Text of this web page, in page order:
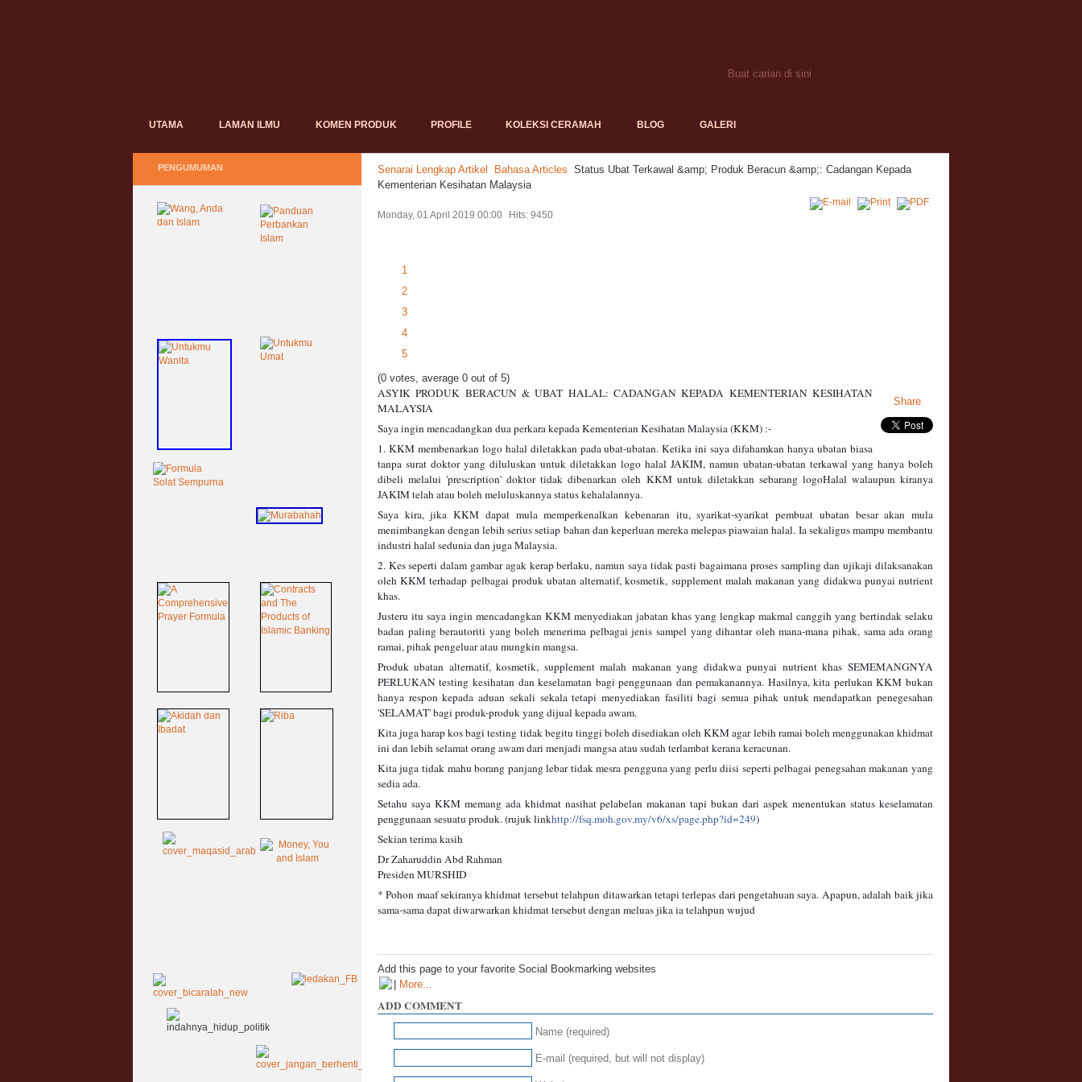
UTAMA LAMAN ILMU KOMEN PRODUK PROFILE KOLEKSI CERAMAH BLOG GALERI
Senarai Lengkap Artikel Bahasa Articles Status Ubat Terkawal &amp; Produk Beracun &amp;: Cadangan Kepada
Kementerian Kesihatan Malaysia
Monday, 01 April 2019 00:00 Hits: 9450
1
2
3
4
5
(0 votes, average 0 out of 5)
Share
ASYIK PRODUK BERACUN & UBAT HALAL: CADANGAN KEPADA KEMENTERIAN KESIHATAN
MALAYSIA
Saya ingin mencadangkan dua perkara kepada Kementerian Kesihatan Malaysia (KKM) :-
1. KKM membenarkan logo halal diletakkan pada ubat-ubatan. Ketika ini saya difahamkan hanya ubatan biasa
tanpa surat doktor yang diluluskan untuk diletakkan logo halal JAKIM, namun ubatan-ubatan terkawal yang hanya boleh
dibeli melalui 'prescription' doktor tidak dibenarkan oleh KKM untuk diletakkan sebarang logoHalal walaupun kiranya
JAKIM telah atau boleh meluluskannya status kehalalannya.
Saya kira, jika KKM dapat mula memperkenalkan kebenaran itu, syarikat-syarikat pembuat ubatan besar akan mula
menimbangkan dengan lebih serius setiap bahan dan keperluan mereka melepas piawaian halal. Ia sekaligus mampu membantu
industri halal sedunia dan juga Malaysia.
2. Kes seperti dalam gambar agak kerap berlaku, namun saya tidak pasti bagaimana proses sampling dan ujikaji dilaksanakan
oleh KKM terhadap pelbagai produk ubatan alternatif, kosmetik, supplement malah makanan yang didakwa punyai nutrient
khas.
Justeru itu saya ingin mencadangkan KKM menyediakan jabatan khas yang lengkap makmal canggih yang bertindak selaku
badan paling berautoriti yang boleh menerima pelbagai jenis sampel yang dihantar oleh mana-mana pihak, sama ada orang
ramai, pihak pengeluar atau mungkin mangsa.
Produk ubatan alternatif, kosmetik, supplement malah makanan yang didakwa punyai nutrient khas SEMEMANGNYA
PERLUKAN testing kesihatan dan keselamatan bagi penggunaan dan pemakanannya. Hasilnya, kita perlukan KKM bukan
hanya respon kepada aduan sekali sekala tetapi menyediakan fasiliti bagi semua pihak untuk mendapatkan penegesahan
'SELAMAT' bagi produk-produk yang dijual kepada awam.
Kita juga harap kos bagi testing tidak begitu tinggi boleh disediakan oleh KKM agar lebih ramai boleh menggunakan khidmat
ini dan lebih selamat orang awam dari menjadi mangsa atau sudah terlambat kerana keracunan.
Kita juga tidak mahu borang panjang lebar tidak mesra pengguna yang perlu diisi seperti pelbagai penegsahan makanan yang
sedia ada.
Setahu saya KKM memang ada khidmat nasihat pelabelan makanan tapi bukan dari aspek menentukan status keselamatan
penggunaan sesuatu produk. (rujuk linkhttp://fsq.moh.gov.my/v6/xs/page.php?id=249)
Sekian terima kasih
Dr Zaharuddin Abd Rahman
Presiden MURSHID
* Pohon maaf sekiranya khidmat tersebut telahpun ditawarkan tetapi terlepas dari pengetahuan saya. Apapun, adalah baik jika
sama-sama dapat diwarwarkan khidmat tersebut dengan meluas jika ia telahpun wujud
Add this page to your favorite Social Bookmarking websites
| More...
ADD COMMENT
Name (required)
E-mail (required, but will not display)
PENGUMUMAN